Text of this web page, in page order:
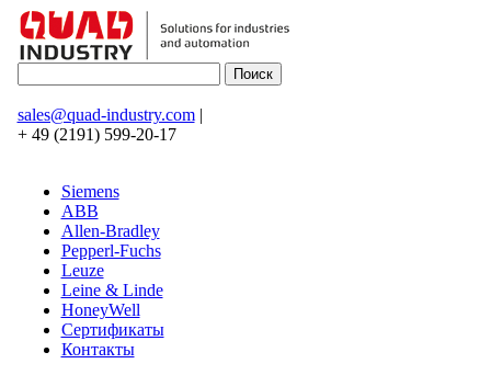
sales@quad-industry.com|
+ 49 (2191) 599-20-17
Siemens
ABB
Allen-Bradley
Pepperl-Fuchs
Leuze
Leine & Linde
HoneyWell
Сертификаты
Контакты